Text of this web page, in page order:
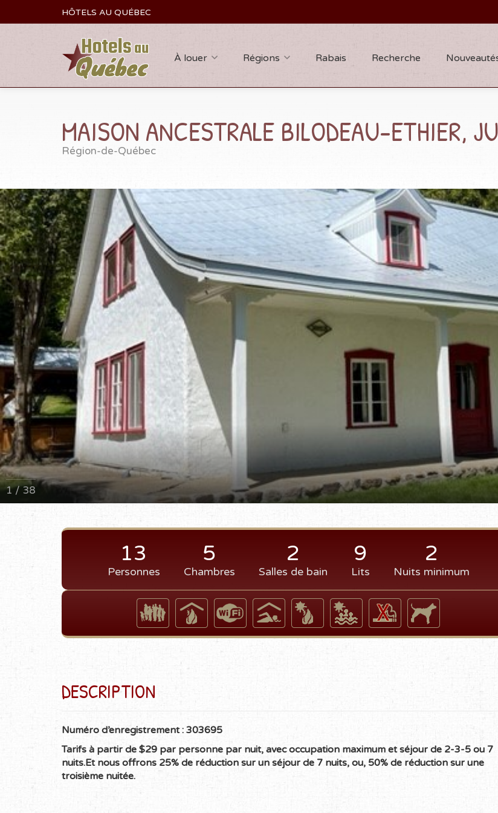
HÔTELS AU QUÉBEC
À louer Régions Rabais Recherche
MAISON ANCESTRALE BILODEAU-ETHIER,
Région-de-Québec
1 / 38
13
Personnes
5
Chambres
2
Salles de bain
9
Lits
2
Nuits minimum
DESCRIPTION
Numéro d’enregistrement : 303695
Tarifs à partir de $29 par personne par nuit, avec occupation maximum et séjour de 2-3-5 ou 7
nuits.Et nous offrons 25% de réduction sur un séjour de 7 nuits, ou, 50% de réduction sur une
troisième nuitée.